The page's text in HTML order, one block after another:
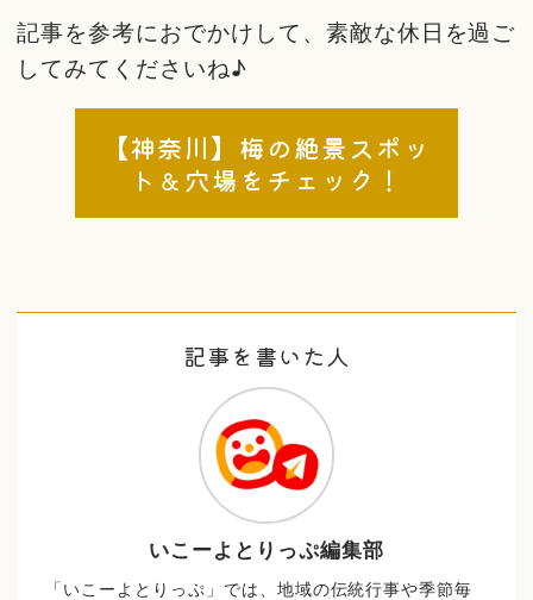
記事を参考におでかけして、素敵な休日を過ご
してみてくださいね♪
【神奈川】梅の絶景スポッ
ト＆穴場をチェック！
記事を書いた人
いこーよとりっぷ編集部
「いこーよとりっぷ」では、地域の伝統行事や季節毎